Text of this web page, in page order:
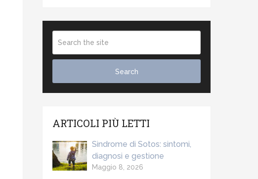
ARTICOLI PIÙ LETTI
Sindrome di Sotos: sintomi,
diagnosi e gestione
Maggio 8, 2026